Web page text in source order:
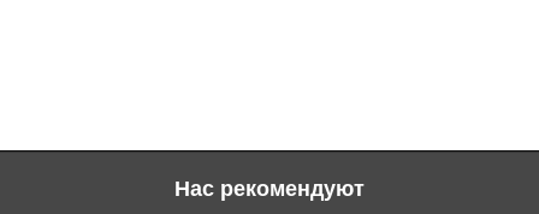
Нас рекомендуют